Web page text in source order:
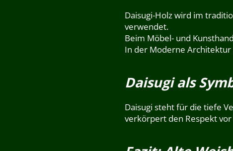
Daisugi-Holz wird im
verwendet.
Beim Möbel- und
In der Moderne
Daisugi als
Daisugi steht für die tiefe
verkörpert den Respekt